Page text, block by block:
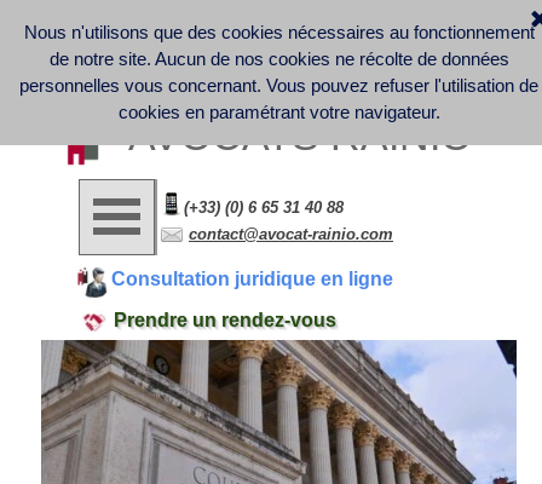
Nous n'utilisons que des cookies nécessaires au fonctionnement
de notre site. Aucun de nos cookies ne récolte de données
personnelles vous concernant. Vous pouvez refuser l'utilisation de
cookies en paramétrant votre navigateur.
Consultation juridique en ligne
Prendre un rendez-vous
traitement des données personnelles
AVOCATS RAINIO
(+33) (0) 6 65 31 40 88
contact@avocat-rainio.com
Discover France Company Launch | French Law office -
Business Law - Contract Law - Digital Law (GDPR) - Labor
Law